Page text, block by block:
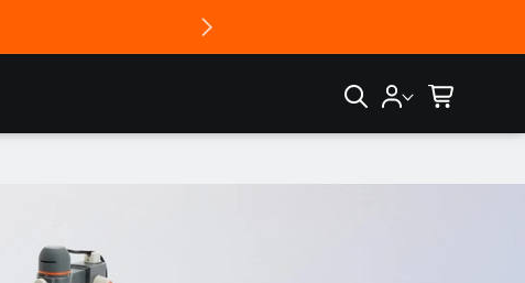
and
ー